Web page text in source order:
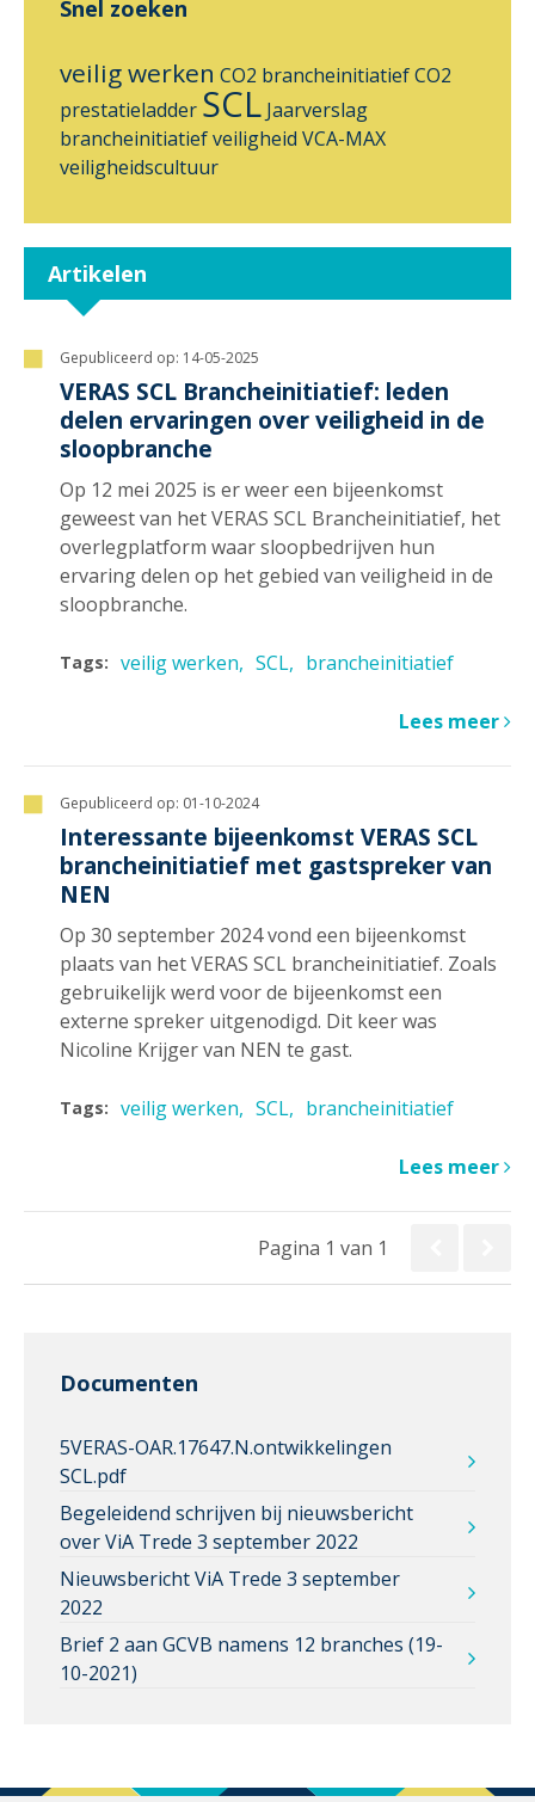
Snel zoeken
veilig werken CO2 brancheinitiatiefCO2
prestatieladder SCL Jaarverslag
brancheinitiatiefveiligheid VCA-MAX
veiligheidscultuur
Artikelen
Gepubliceerd op: 14-05-2025
VERAS SCL Brancheinitiatief: leden
delen ervaringen over veiligheid in de
sloopbranche
Op 12 mei 2025 is er weer een bijeenkomst
geweest van het VERAS SCL Brancheinitiatief, het
overlegplatform waar sloopbedrijven hun
ervaring delen op het gebied van veiligheid in de
sloopbranche.
Tags: veilig werken SCL brancheinitiatief
Lees meer
Gepubliceerd op: 01-10-2024
Interessante bijeenkomst VERAS SCL
brancheinitiatief met gastspreker van
NEN
Op 30 september 2024 vond een bijeenkomst
plaats van het VERAS SCL brancheinitiatief. Zoals
gebruikelijk werd voor de bijeenkomst een
externe spreker uitgenodigd. Dit keer was
Nicoline Krijger van NEN te gast.
Tags: veilig werken SCL brancheinitiatief
Lees meer
Pagina 1 van 1
Documenten
5VERAS-OAR.17647.N.ontwikkelingen
SCL.pdf
Begeleidend schrijven bij nieuwsbericht
over ViA Trede 3 september 2022
Nieuwsbericht ViA Trede 3 september
2022
Brief 2 aan GCVB namens 12 branches (19-
10-2021)